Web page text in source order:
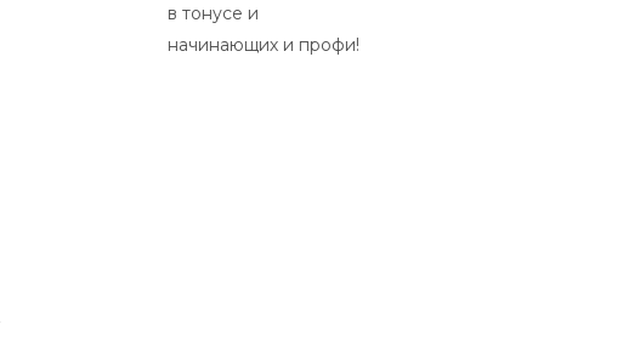
в тонусе и
начинающих и профи!